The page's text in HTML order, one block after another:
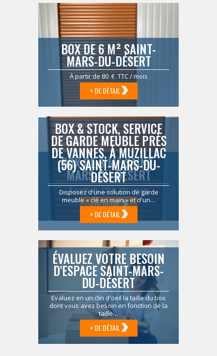
BOX DE 6 M² SAINT-
MARS-DU-DÉSERT
À partir de 80 € TTC / mois
+ DE DÉTAIL
BOX DE 9 M² SAINT-
MARS-DU-DÉSERT
À partir de 120 € TTC / mois
+ DE DÉTAIL
BOX & STOCK, SERVICE
DE GARDE MEUBLE PRÈS
DE VANNES, À MUZILLAC
(56) SAINT-MARS-DU-
DÉSERT
Disposez d'une solution de garde
meuble « clé en main » et d'un…
+ DE DÉTAIL
ÉVALUEZ VOTRE BESOIN
D'ESPACE SAINT-MARS-
DU-DÉSERT
Evaluez en un clin d'oeil la taille du box
dont vous avez besoin en fonction de la
taille…
+ DE DÉTAIL